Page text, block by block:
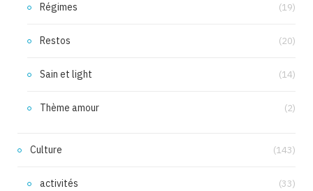
Régimes (19)
Restos (20)
Sain et light (14)
Thème amour (2)
Culture (143)
activités (33)